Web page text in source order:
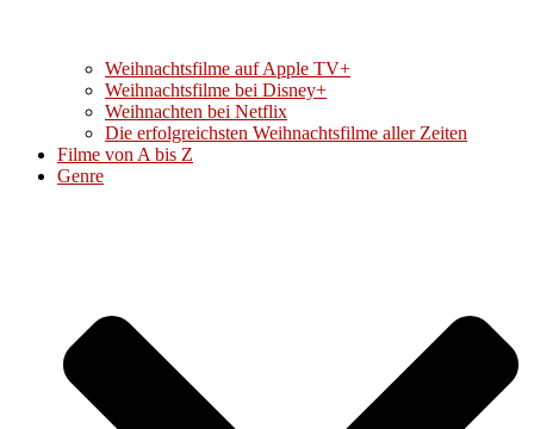
Weihnachtsfilme auf Apple TV+
Weihnachtsfilme bei Disney+
Weihnachten bei Netflix
Die erfolgreichsten Weihnachtsfilme aller Zeiten
Filme von A bis Z
Genre